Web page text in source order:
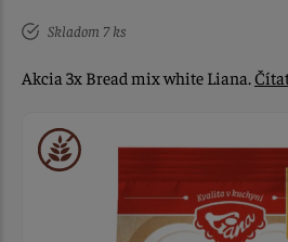
Skladom 7 ks
Akcia 3x Bread mix white Liana.